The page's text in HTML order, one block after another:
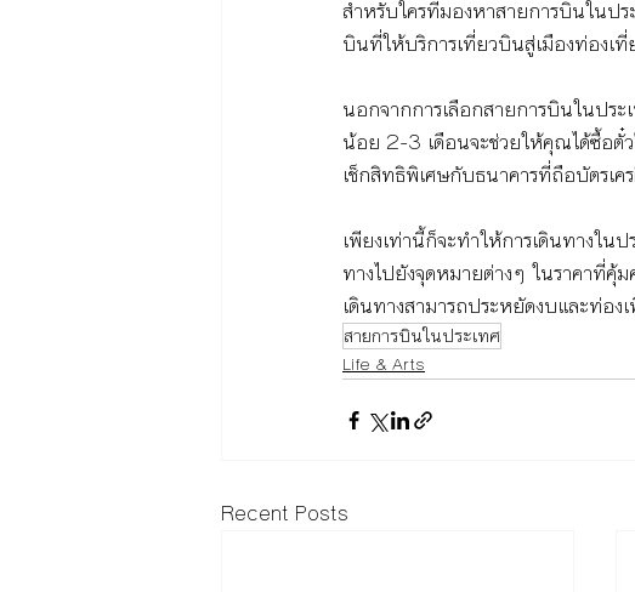
สำหรับใครที่มองหาสายการบินในป
บินที่ให้บริการเที่ยวบินสู่เมืองท่องเ
นอกจากการเลือกสายการบินในประ
น้อย 2-3 เดือนจะช่วยให้คุณได้ซื้อตั๋ว
เช็กสิทธิพิเศษกับธนาคารที่ถือบัตรเ
เพียงเท่านี้ก็จะทำให้การเดินทางใน
ทางไปยังจุดหมายต่างๆ ในราคาที่คุ้ม
เดินทางสามารถประหยัดงบและท่อง
สายการบินในประเทศ
Life & Arts
Recent Posts